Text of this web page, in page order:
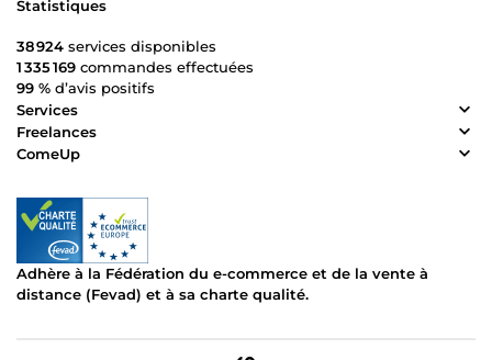
Statistiques
38 924 services disponibles
1 335 169 commandes effectuées
99 % d’avis positifs
Services
Freelances
ComeUp
Adhère à la Fédération du e-commerce et de la vente à
distance (Fevad) et à sa charte qualité.